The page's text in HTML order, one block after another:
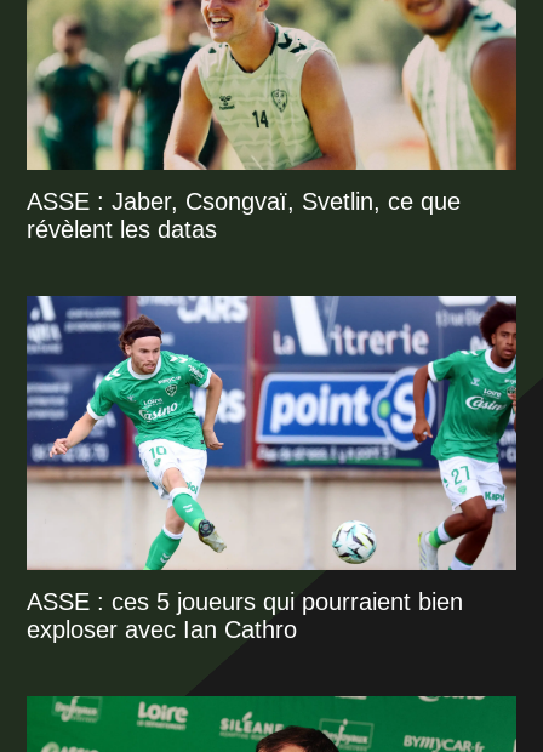
ASSE : Jaber, Csongvaï, Svetlin, ce que
révèlent les datas
ASSE : ces 5 joueurs qui pourraient bien
exploser avec Ian Cathro